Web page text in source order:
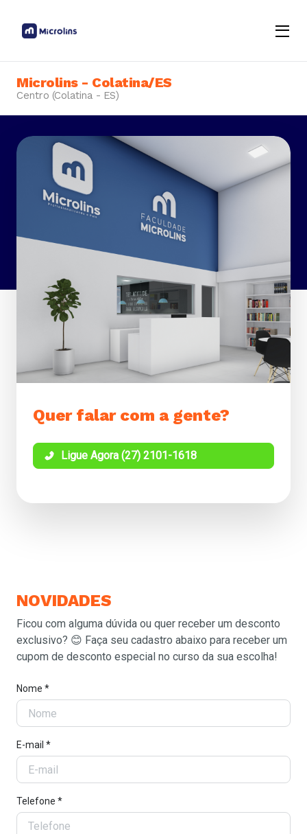
Menu
Microlins - Colatina/ES
Centro (Colatina - ES)
Quer falar com a gente?
Ligue Agora (27) 2101-1618
NOVIDADES
Ficou com alguma dúvida ou quer receber um desconto
exclusivo? 😊 Faça seu cadastro abaixo para receber um
cupom de desconto especial no curso da sua escolha!
Nome *
E-mail *
Telefone *